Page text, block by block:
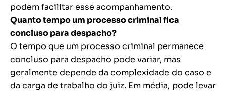
podem facilitar esse acompanhamento.
Quanto tempo um processo criminal fica
concluso para despacho?
O tempo que um processo criminal permanece
concluso para despacho pode variar, mas
geralmente depende da complexidade do caso e
da carga de trabalho do juiz. Em média, pode levar